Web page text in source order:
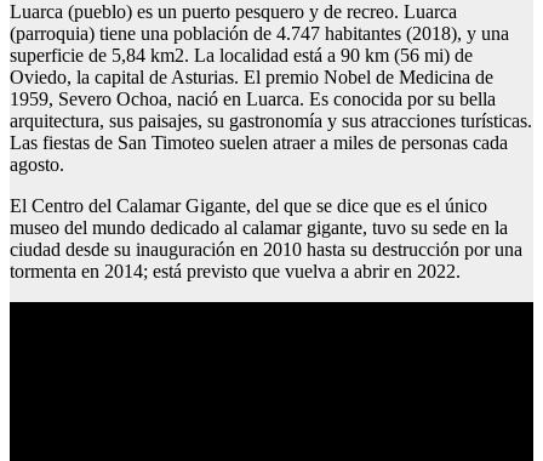
Luarca (pueblo) es un puerto pesquero y de recreo. Luarca
(parroquia) tiene una población de 4.747 habitantes (2018), y una
superficie de 5,84 km2. La localidad está a 90 km (56 mi) de
Oviedo, la capital de Asturias. El premio Nobel de Medicina de
1959, Severo Ochoa, nació en Luarca. Es conocida por su bella
arquitectura, sus paisajes, su gastronomía y sus atracciones turísticas.
Las fiestas de San Timoteo suelen atraer a miles de personas cada
agosto.
El Centro del Calamar Gigante, del que se dice que es el único
museo del mundo dedicado al calamar gigante, tuvo su sede en la
ciudad desde su inauguración en 2010 hasta su destrucción por una
tormenta en 2014; está previsto que vuelva a abrir en 2022.